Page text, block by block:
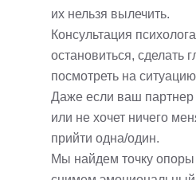
их нельзя вылечить.
Консультация
остановиться, сделать
посмотреть на
Даже если ваш партнер
или не хочет ничего
прийти одна/один.
Мы найдем точку опоры